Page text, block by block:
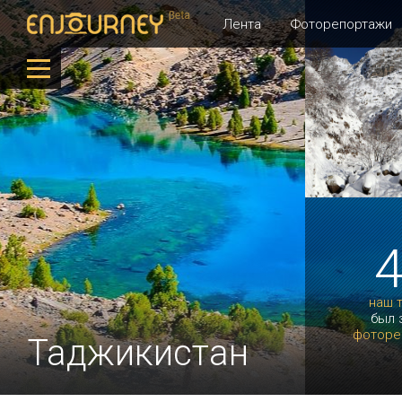
Лента Фоторепортажи
наш
был
Таджикистан